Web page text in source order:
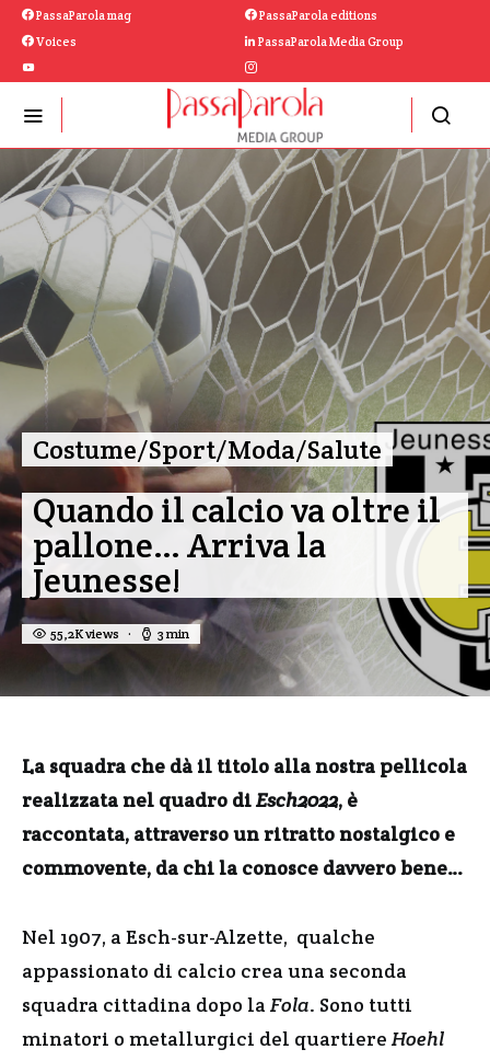
PassaParola mag
PassaParola editions
Voices
PassaParola Media Group
Costume/Sport/Moda/Salute
Quando il calcio va oltre il
pallone… Arriva la
Jeunesse!
55,2K views 3 min
La squadra che dà il titolo alla nostra pellicola
realizzata nel quadro diEsch2022, è
raccontata, attraverso un ritratto nostalgico e
commovente, da chi la conosce davvero bene…
Nel 1907, a Esch-sur-Alzette, qualche
appassionato di calcio crea una seconda
squadra cittadina dopo la Fola. Sono tutti
minatori o metallurgici del quartiere Hoehl